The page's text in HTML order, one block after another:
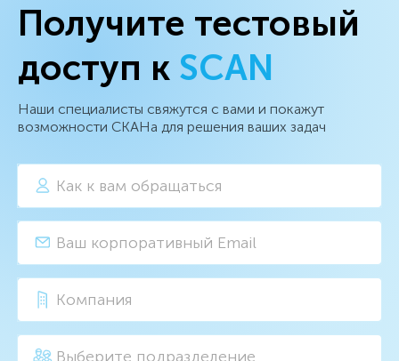
Получите тестовый
доступ к SCAN
Наши специалисты свяжутся с вами и покажут
возможности СКАНа для решения ваших задач